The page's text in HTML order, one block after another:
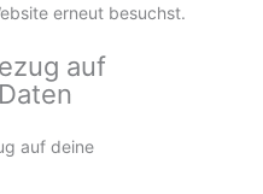
erneut besuchst.
auf
auf deine